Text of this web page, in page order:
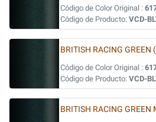
Código de Color Original :
Código de Producto: VCD-
BRITISH RACING GREEN
Código de Color Original :
Código de Producto: VCD-
BRITISH RACING GREEN